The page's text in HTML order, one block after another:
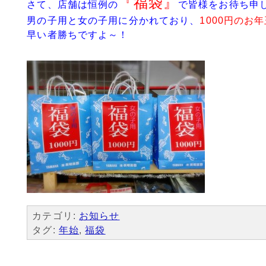
さて、店舗は恒例の
で皆様をお待ち申
男の子用と女の子用に分かれており、 1000円のお年
早い者勝ちですよ～！
カテゴリ: お知らせ
タグ: 年始,福袋